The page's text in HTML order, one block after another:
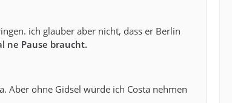
ich glauber aber nicht, dass er Berlin
ne Pause braucht.
Aber ohne Gidsel würde ich Costa nehmen